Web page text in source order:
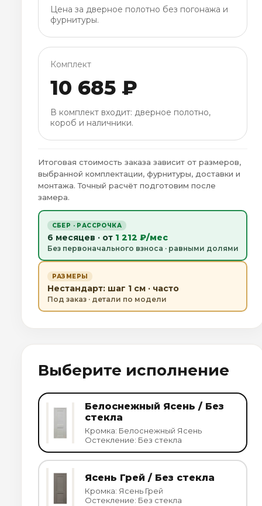
Цена за дверное полотно без погонажа и
фурнитуры.
Комплект
10 685 ₽
В комплект входит: дверное полотно,
короб и наличники.
Итоговая стоимость заказа зависит от размеров,
выбранной комплектации, фурнитуры, доставки и
монтажа. Точный расчёт подготовим после
замера.
СБЕР · РАССРОЧКА
6 месяцев · от 1 212 ₽/мес
Без первоначального взноса · равными долями
РАЗМЕРЫ
Нестандарт: шаг 1 см · часто
Под заказ · детали по модели
Выберите исполнение
Белоснежный Ясень / Без
стекла
Кромка: Белоснежный Ясень
Остекление: Без стекла
Ясень Грей / Без стекла
Кромка: Ясень Грей
Остекление: Без стекла